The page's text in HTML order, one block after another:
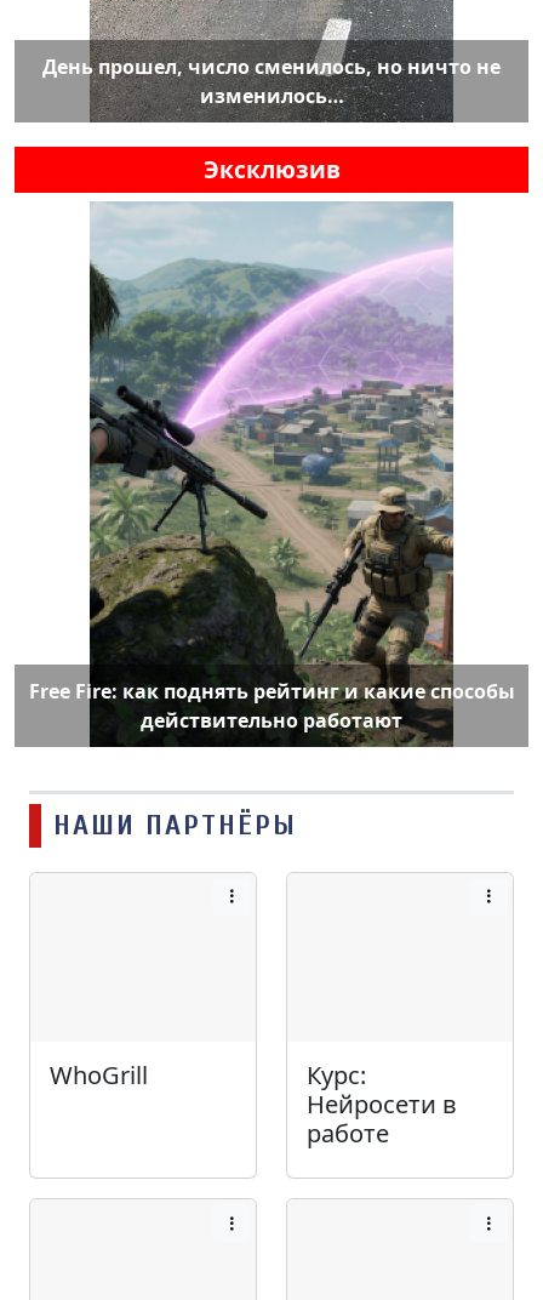
День прошел, число сменилось, но ничто не
изменилось…
Эксклюзив
Free Fire: как поднять рейтинг и какие способы
действительно работают
НАШИ ПАРТНЁРЫ
WhoGrill
Курс:
Нейросети в
работе